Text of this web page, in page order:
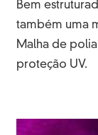
Bem
também uma
Malha de
proteção UV.